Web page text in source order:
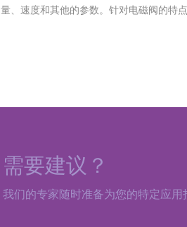
需要建议？
我们的专家随时准备为您的特定应
量、速度和其他的参数。针对电磁阀的特